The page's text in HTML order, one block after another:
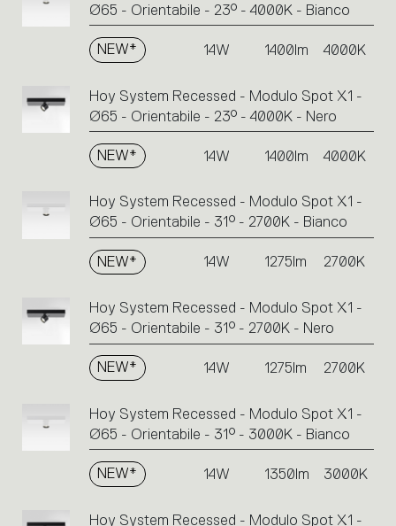
Ø65 - Orientabile - 23° - 4000K - Bianco
NEW* 14W 1400lm 4000K
Hoy System Recessed - Modulo Spot X1 -
Ø65 - Orientabile - 23° - 4000K - Nero
NEW* 14W 1400lm 4000K
Hoy System Recessed - Modulo Spot X1 -
Ø65 - Orientabile - 31° - 2700K - Bianco
NEW* 14W 1275lm 2700K
Hoy System Recessed - Modulo Spot X1 -
Ø65 - Orientabile - 31° - 2700K - Nero
NEW* 14W 1275lm 2700K
Hoy System Recessed - Modulo Spot X1 -
Ø65 - Orientabile - 31° - 3000K - Bianco
NEW* 14W 1350lm 3000K
Hoy System Recessed - Modulo Spot X1 -